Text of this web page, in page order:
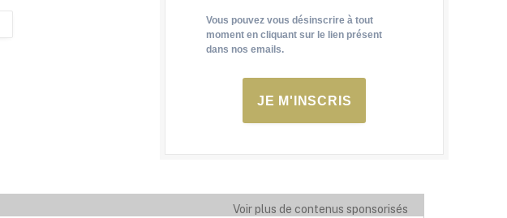
Vous pouvez vous désinscrire à tout
moment en cliquant sur le lien présent
dans nos emails.
JE M'INSCRIS
Voir plus de contenus sponsorisés